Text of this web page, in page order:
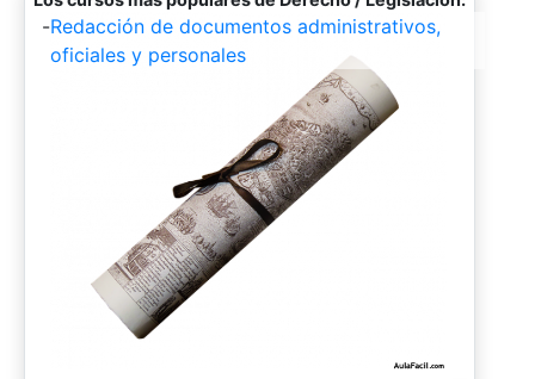
-Redacción de documentos administrativos,
oficiales y personales